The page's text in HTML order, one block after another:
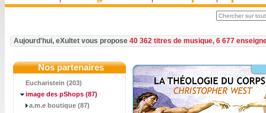
Aujourd'hui, eXultet vous propose 40 362 titres de musique, 6 677
Nos partenaires
Eucharistein (203)
image des pShops (87)
a.m.e boutique (87)